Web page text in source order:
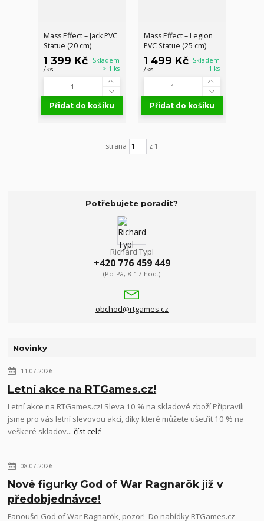
Mass Effect – Jack PVC
Statue (20 cm)
1 399 Kč
/ks
Skladem
> 1 ks
Přidat do košíku
Mass Effect – Legion
PVC Statue (25 cm)
1 499 Kč
/ks
Skladem
1 ks
Přidat do košíku
strana z 1
Potřebujete poradit?
Richard Typl
+420 776 459 449
(Po-Pá, 8-17 hod.)
obchod@rtgames.cz
Novinky
11.07.2026
Letní akce na RTGames.cz!
Letní akce na RTGames.cz! Sleva 10 % na skladové zboží Připravili
jsme pro vás letní slevovou akci, díky které můžete ušetřit 10 % na
veškeré skladov...číst celé
08.07.2026
Nové figurky God of War Ragnarök již v
předobjednávce!
Fanoušci God of War Ragnarök, pozor! Do nabídky RTGames.cz